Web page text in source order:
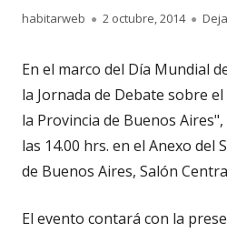
Autor
habitarweb
Publicado
2 octubre, 2014
En el marco del Día Mundial
la Jornada de Debate sobre
la Provincia de Buenos
las 14.00 hrs. en el Anexo del
de Buenos Aires, Salón
El evento contará con la